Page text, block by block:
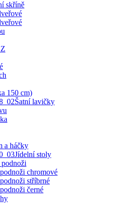
skříně
150 cm)
Šatní lavičky
a háčky
Jídelní stoly
chromové
stříbrné
černé